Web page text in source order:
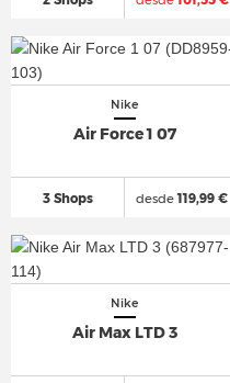
Nike
Air Force 1 07
3 Shops desde119,99 €
Nike
Air Max LTD 3